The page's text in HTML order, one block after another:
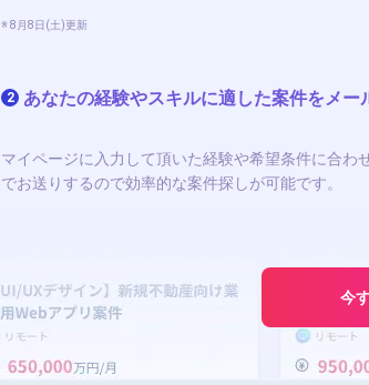
※ 8月8日(土)更新
2 あなたの経験やスキルに適した案件をメー
マイページに入力して頂いた経験や希望条件に合わ
でお送りするので効率的な案件探しが可能です。
今